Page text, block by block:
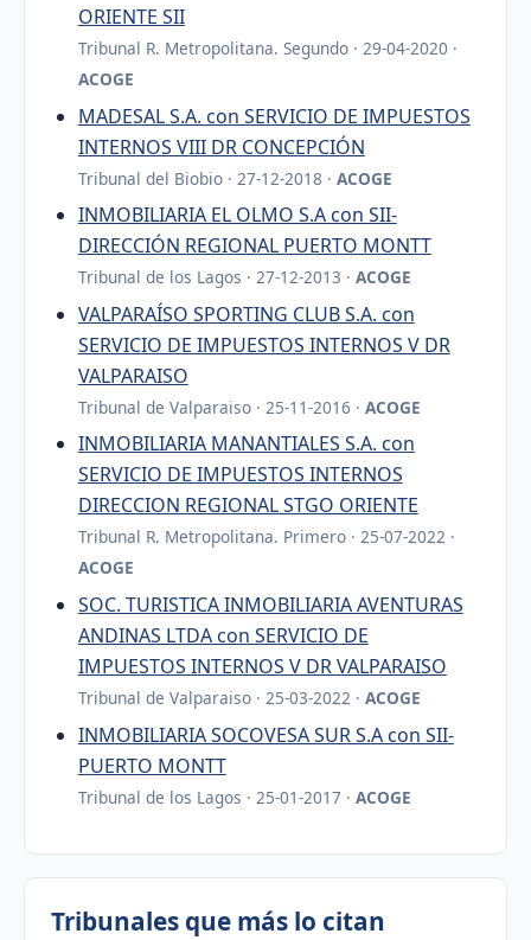
ORIENTE SII
Tribunal R. Metropolitana. Segundo · 29-04-2020 ·
ACOGE
MADESAL S.A. con SERVICIO DE IMPUESTOS
INTERNOS VIII DR CONCEPCIÓN
Tribunal del Biobio · 27-12-2018 · ACOGE
INMOBILIARIA EL OLMO S.A con SII-
DIRECCIÓN REGIONAL PUERTO MONTT
Tribunal de los Lagos · 27-12-2013 · ACOGE
VALPARAÍSO SPORTING CLUB S.A. con
SERVICIO DE IMPUESTOS INTERNOS V DR
VALPARAISO
Tribunal de Valparaiso · 25-11-2016 · ACOGE
INMOBILIARIA MANANTIALES S.A. con
SERVICIO DE IMPUESTOS INTERNOS
DIRECCION REGIONAL STGO ORIENTE
Tribunal R. Metropolitana. Primero · 25-07-2022 ·
ACOGE
SOC. TURISTICA INMOBILIARIA AVENTURAS
ANDINAS LTDA con SERVICIO DE
IMPUESTOS INTERNOS V DR VALPARAISO
Tribunal de Valparaiso · 25-03-2022 · ACOGE
INMOBILIARIA SOCOVESA SUR S.A con SII-
PUERTO MONTT
Tribunal de los Lagos · 25-01-2017 · ACOGE
Tribunales que más lo citan